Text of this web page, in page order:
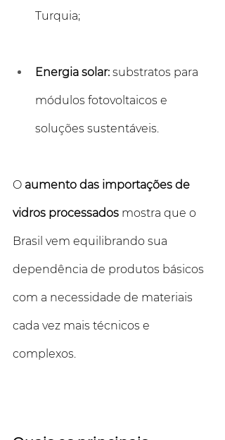
Turquia;
Energia solar: substratos para
módulos fotovoltaicos e
soluções sustentáveis.
O aumento das importações de
vidros processados mostra que o
Brasil vem equilibrando sua
dependência de produtos básicos
com a necessidade de materiais
cada vez mais técnicos e
complexos.